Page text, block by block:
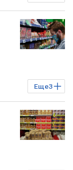
Еще3